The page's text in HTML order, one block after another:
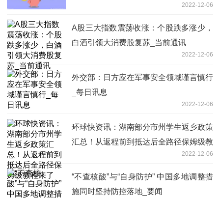
2022-12-06
A股三大指数震荡收涨：个股跌多涨少，
白酒引领大消费股复苏_当前通讯
2022-12-06
外交部：日方应在军事安全领域谨言慎行
_每日讯息
2022-12-06
环球快资讯：湖南部分市州学生返乡政策
汇总！从返程前到抵达后全路径保姆级教
2022-12-06
“不查核酸”与“自身防护” 中国多地调整措
施同时坚持防控落地_要闻